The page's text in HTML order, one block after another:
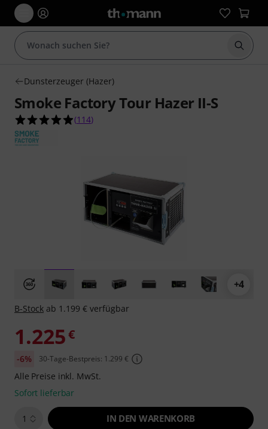
Suche
Dunsterzeuger (Hazer)
Smoke Factory Tour Hazer II-S
4.9 von 5 Sternen aus 114 Kundenbewertungen
(114)
+4
B-Stock ab 1.199 € verfügbar
1.225€
-6% 30-Tage-Bestpreis: 1.299 €
Alle Preise inkl. MwSt.
Sofort lieferbar
1 IN DEN WARENKORB